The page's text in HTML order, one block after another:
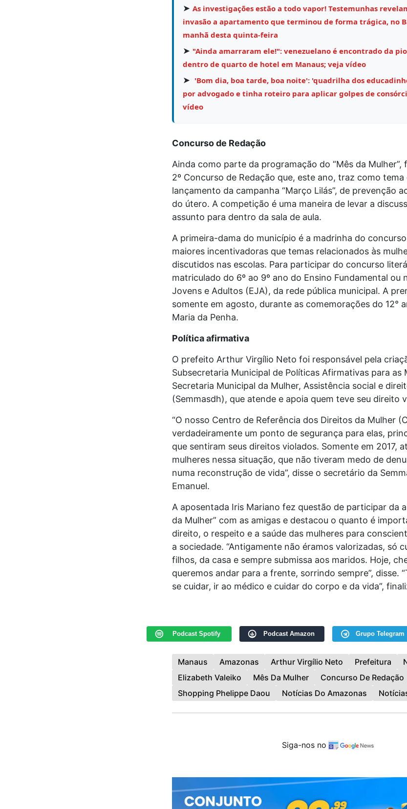
➤ As investigações estão a todo vapor! Testemunhas
invasão a apartamento que terminou de forma trágica, no
manhã desta quinta-feira
➤ "Ainda amarraram ele!": venezuelano é encontrado da
dentro de quarto de hotel em Manaus; veja vídeo
➤ 'Bom dia, boa tarde, boa noite': 'quadrilha dos
por advogado e tinha roteiro para aplicar golpes de
vídeo
Concurso de Redação
Ainda como parte da programação do “Mês da Mulher”,
2º Concurso de Redação que, este ano, traz como tema
lançamento da campanha “Março Lilás”, de prevenção
do útero. A competição é uma maneira de levar a
assunto para dentro da sala de aula.
A primeira-dama do município é a madrinha do
maiores incentivadoras que temas relacionados às
discutidos nas escolas. Para participar do concurso
matriculado do 6º ao 9º ano do Ensino Fundamental ou
Jovens e Adultos (EJA), da rede pública municipal. A
somente em agosto, durante as comemorações do 12°
Maria da Penha.
Política afirmativa
O prefeito Arthur Virgílio Neto foi responsável pela
Subsecretaria Municipal de Políticas Afirmativas para as
Secretaria Municipal da Mulher, Assistência social e
(Semmasdh), que atende e apoia quem teve seu direito
“O nosso Centro de Referência dos Direitos da Mulher
verdadeiramente um ponto de segurança para elas,
que sentiram seus direitos violados. Somente em 2017,
mulheres nessa situação, que não tiveram medo de
numa reconstrução de vida”, disse o secretário da
Emanuel.
A aposentada Iris Mariano fez questão de participar da
da Mulher” com as amigas e destacou o quanto é
direito, o respeito e a saúde das mulheres para
a sociedade. “Antigamente não éramos valorizadas, só
filhos, da casa e sempre submissa aos maridos. Hoje,
queremos andar para a frente, sorrindo sempre”, disse.
se cuidar, ir ao médico e cuidar do corpo e da vida”,
Podcast Spotify Podcast Amazon Grupo Telegram
Manaus Amazonas Arthur Virgílio Neto Prefeitura
Elizabeth Valeiko
Mês Da Mulher Concurso De Redação
Shopping Phelippe Daou
Notícias Do Amazonas
Siga-nos no